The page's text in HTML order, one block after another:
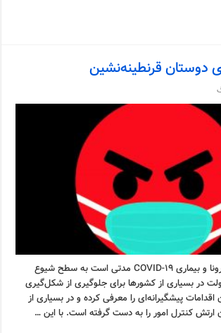
قرنطینه‌نشین
کرونوس – ویروس کرونا و بیماری COVID-19 مدتی است به سطح شیوع
در بسیاری از کشورها برای جلوگیری از شکل‌گیری
پیشگیرانه‌ای را معرفی کرده و در بسیاری از
ارتش کنترل امور را به دست گرفته است. با این …